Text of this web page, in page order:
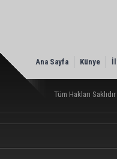
Ana Sayfa Künye
Tüm Hakları